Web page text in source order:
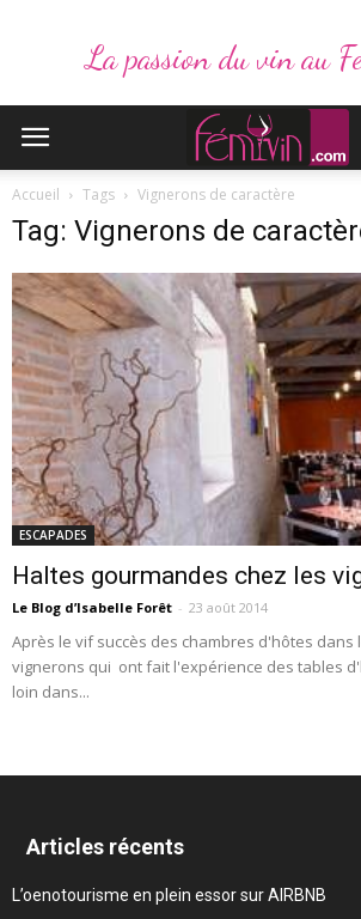
La passion du vin au
Accueil Tags Vignerons de caractère
Tag: Vignerons de
ESCAPADES
Haltes gourmandes chez les
Le Blog d’Isabelle Forêt - 23 août 2014
Après le vif succès des chambres d'hôtes dans
vignerons qui ont fait l'expérience des tables
loin dans...
Articles récents
L’oenotourisme en plein essor sur AIRBNB